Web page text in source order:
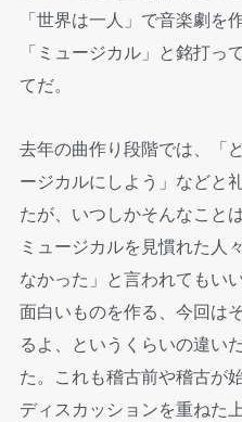
「世界は一人」で音楽劇を
「ミュージカル」と銘打っ
てだ。
去年の曲作り段階では、「
ージカルにしよう」などと
たが、いつしかそんなこと
ミュージカルを見慣れた人
なかった」と言われてもい
面白いものを作る、今回は
るよ、というくらいの違い
た。これも稽古前や稽古が
ディスカッションを重ねた